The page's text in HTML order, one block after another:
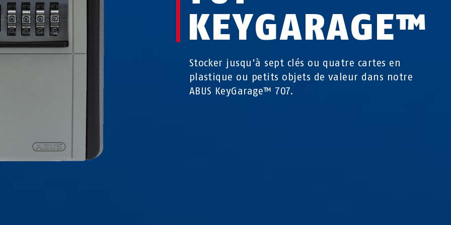
KEYGARAGE™
Stocker jusqu’à sept clés ou quatre cartes en
plastique ou petits objets de valeur dans notre
ABUS KeyGarage™ 707.